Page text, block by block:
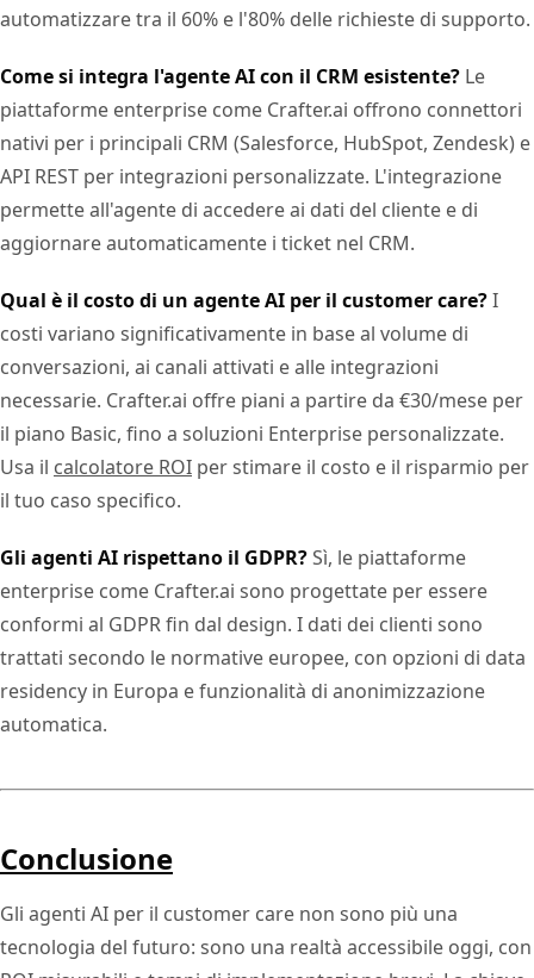
automatizzare tra il 60% e l'80% delle richieste di supporto.
Come si integra l'agente AI con il CRM esistente? Le
piattaforme enterprise come Crafter.ai offrono connettori
nativi per i principali CRM (Salesforce, HubSpot, Zendesk) e
API REST per integrazioni personalizzate. L'integrazione
permette all'agente di accedere ai dati del cliente e di
aggiornare automaticamente i ticket nel CRM.
Qual è il costo di un agente AI per il customer care?I
costi variano significativamente in base al volume di
conversazioni, ai canali attivati e alle integrazioni
necessarie. Crafter.ai offre piani a partire da €30/mese per
il piano Basic, fino a soluzioni Enterprise personalizzate.
Usa il calcolatore ROI per stimare il costo e il risparmio per
il tuo caso specifico.
Gli agenti AI rispettano il GDPR?Sì, le piattaforme
enterprise come Crafter.ai sono progettate per essere
conformi al GDPR fin dal design. I dati dei clienti sono
trattati secondo le normative europee, con opzioni di data
residency in Europa e funzionalità di anonimizzazione
automatica.
Conclusione
Gli agenti AI per il customer care non sono più una
tecnologia del futuro: sono una realtà accessibile oggi, con